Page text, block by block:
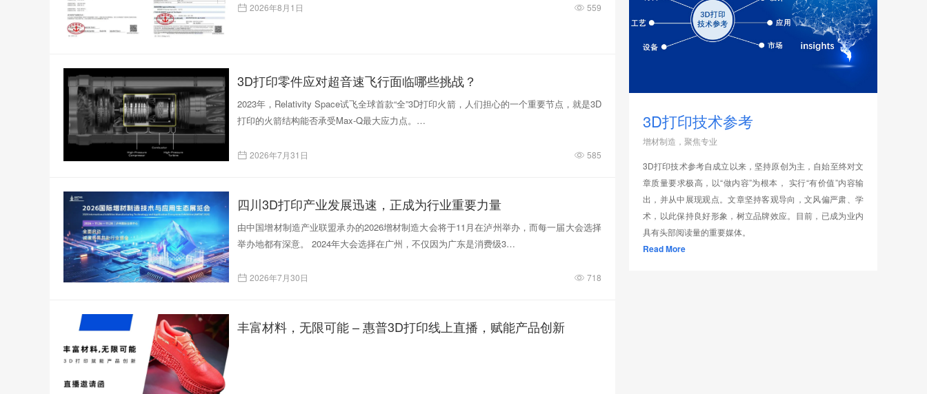
2026年8月1日 559
3D打印零件应对超音速飞行面临哪些挑战？
2023年，Relativity Space试飞全球首款“全”3D打印火箭，人们担心的一个重要节点，就是3D
打印的火箭结构能否承受Max-Q最大应力点。…
2026年7月31日 585
四川3D打印产业发展迅速，正成为行业重要力量
由中国增材制造产业联盟承办的2026增材制造大会将于11月在泸州举办，而每一届大会选择
举办地都有深意。 2024年大会选择在广州，不仅因为广东是消费级3…
2026年7月30日 718
丰富材料，无限可能 – 惠普3D打印线上直播，赋能产品创新
3D打印技术参考
增材制造，聚焦专业
3D打印技术参考自成立以来，坚持原创为主，自始至终对文
章质量要求极高，以“做内容”为根本， 实行“有价值”内容输
出，并从中展现观点。文章坚持客观导向，文风偏严肃、学
术，以此保持良好形象，树立品牌效应。目前，已成为业内
具有头部阅读量的重要媒体。
Read More